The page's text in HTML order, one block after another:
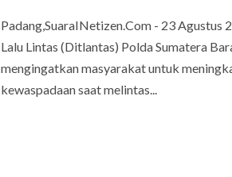
Padang,SuaraINetizen.Com - 23 Agustus
Lalu Lintas (Ditlantas) Polda Sumatera
mengingatkan masyarakat untuk
kewaspadaan saat melintas...